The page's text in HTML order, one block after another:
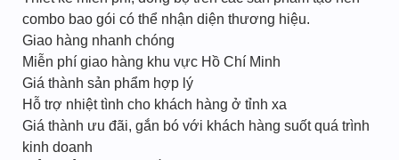
combo bao gói có thể nhận diện thương hiệu.
Giao hàng nhanh chóng
Miễn phí giao hàng khu vực Hồ Chí Minh
Giá thành sản phẩm hợp lý
Hỗ trợ nhiệt tình cho khách hàng ở tỉnh xa
Giá thành ưu đãi, gắn bó với khách hàng suốt quá trình
kinh doanh